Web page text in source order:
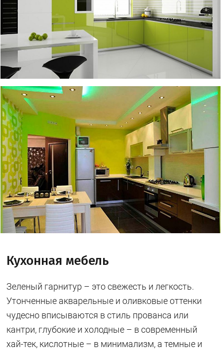
Кухонная мебель
Зеленый гарнитур – это свежесть и легкость.
Утонченные акварельные и оливковые оттенки
чудесно вписываются в стиль прованса или
кантри, глубокие и холодные – в современный
хай-тек, кислотные – в минимализм, а темные и